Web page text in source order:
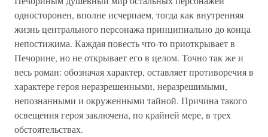
односторонен, вполне исчерпаем, тогда как внутренняя
жизнь центрального персонажа принципиально до конца
непостижима. Каждая повесть что-то приоткрывает в
Печорине, но не открывает его в целом. Точно так же и
весь роман: обозначая характер, оставляет противоречия в
характере героя неразрешенными, неразрешимыми,
непознанными и окруженными тайной. Причина такого
освещения героя заключена, по крайней мере, в трех
обстоятельствах.